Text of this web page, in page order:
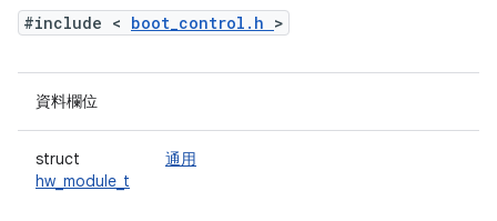
#include < boot_control.h >
資料欄位
struct
hw_module_t
通用